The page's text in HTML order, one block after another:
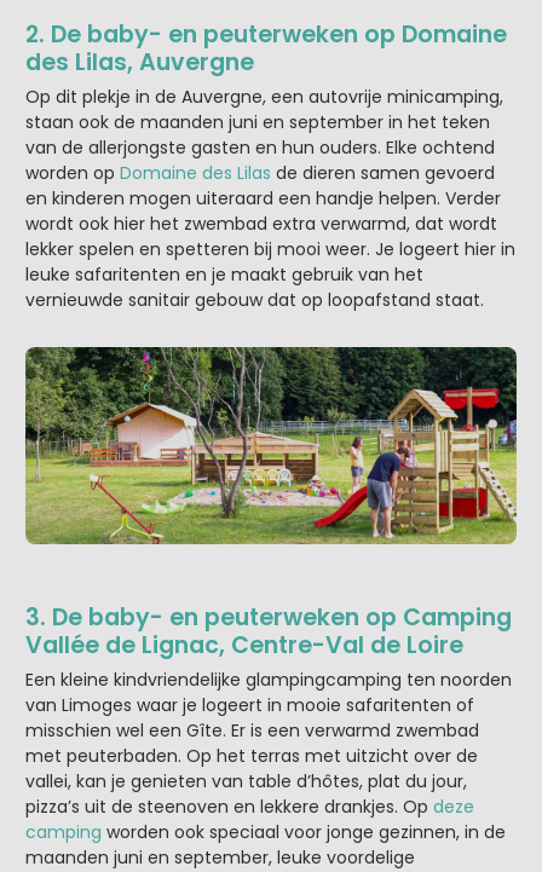
2. De baby- en peuterweken op Domaine
des Lilas, Auvergne
Op dit plekje in de Auvergne, een autovrije minicamping,
staan ook de maanden juni en september in het teken
van de allerjongste gasten en hun ouders. Elke ochtend
worden op Domaine des Lilas de dieren samen gevoerd
en kinderen mogen uiteraard een handje helpen. Verder
wordt ook hier het zwembad extra verwarmd, dat wordt
lekker spelen en spetteren bij mooi weer. Je logeert hier in
leuke safaritenten en je maakt gebruik van het
vernieuwde sanitair gebouw dat op loopafstand staat.
3. De baby- en peuterweken op Camping
Vallée de Lignac, Centre-Val de Loire
Een kleine kindvriendelijke glampingcamping ten noorden
van Limoges waar je logeert in mooie safaritenten of
misschien wel een Gîte. Er is een verwarmd zwembad
met peuterbaden. Op het terras met uitzicht over de
vallei, kan je genieten van table d’hôtes, plat du jour,
pizza’s uit de steenoven en lekkere drankjes. Op deze
camping worden ook speciaal voor jonge gezinnen, in de
maanden juni en september, leuke voordelige